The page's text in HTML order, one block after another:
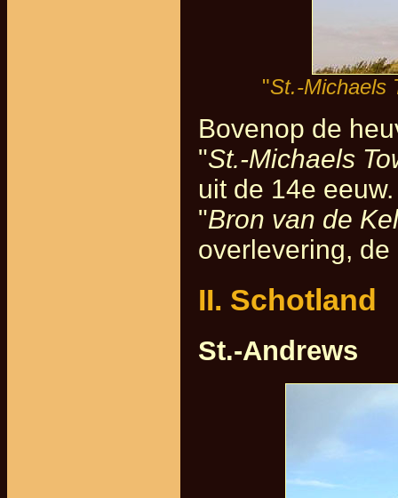
"St.-Michaels
Bovenop de
"St.-Michaels
uit de 14e
"Bron van de
overlevering,
II. Schotland
St.-Andrews